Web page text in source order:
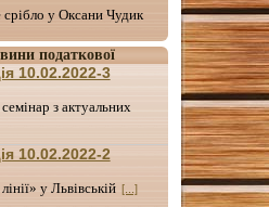
срібло у Оксани Чудик
податкової
10.02.2022-3
з актуальних
10.02.2022-2
у Львівській [...]